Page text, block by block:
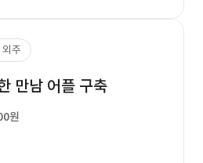
외주
만남 어플 구축
원